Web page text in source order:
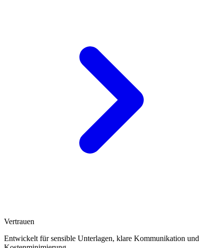
Vertrauen
Entwickelt für sensible Unterlagen, klare Kommunikation und